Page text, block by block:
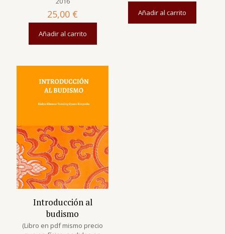
25,00 €
Añadir al carrito
Añadir al carrito
Introducción al
budismo
(Libro en pdf mismo precio